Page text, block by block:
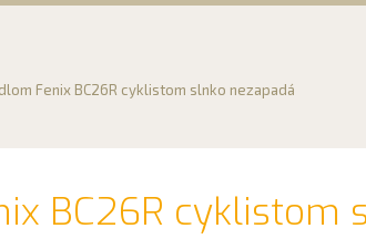
Fenix BC26R cyklistom slnko nezapadá
BC26R cyklistom